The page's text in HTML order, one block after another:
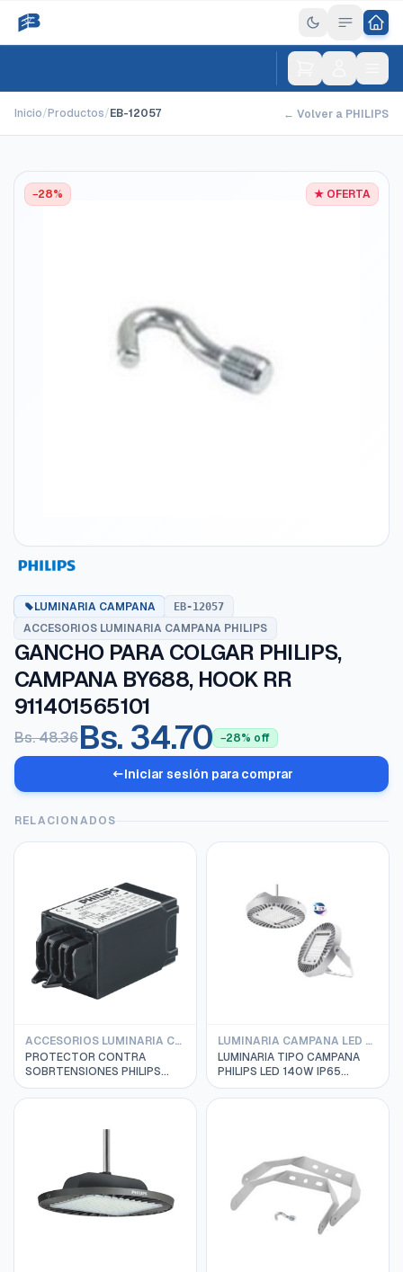
Inicio/Productos/EB-12057 ← Volver a PHILIPS
★ OFERTA
−28%
LUMINARIA CAMPANA EB-12057
ACCESORIOS LUMINARIA CAMPANA PHILIPS
GANCHO PARA COLGAR PHILIPS,
CAMPANA BY688, HOOK RR
911401565101
Bs. 48.36Bs. 34.70 −28% off
Iniciar sesión para comprar
RELACIONADOS
ACCESORIOS LUMINARIA CAMPANA PHILIPS
PROTECTOR CONTRA
SOBRTENSIONES PHILIPS
277V 929000665202
LUMINARIA CAMPANA LED PHILIPS
LUMINARIA TIPO CAMPANA
PHILIPS LED 140W IP65
14000 LM, PSU S-WB
911401536611